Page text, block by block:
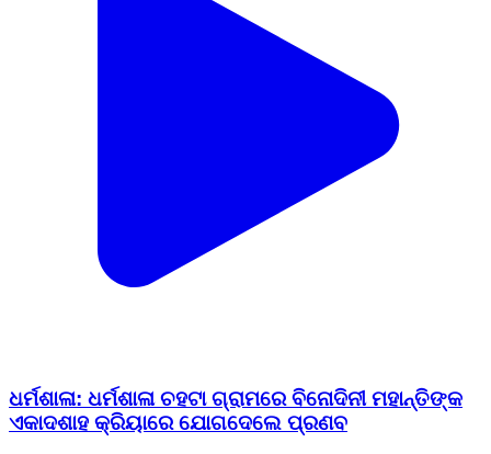
ଧର୍ମଶାଳା: ଧର୍ମଶାଳା ଚହଟା ଗ୍ରାମରେ ବିନୋଦିନୀ ମହାନ୍ତିଙ୍କ
ଏକାଦଶାହ କ୍ରିୟାରେ ଯୋଗଦେଲେ ପ୍ରଣବ